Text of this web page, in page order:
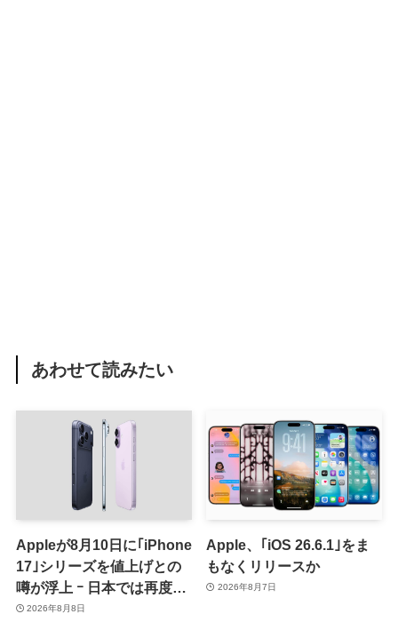
あわせて読みたい
Appleが8月10日に｢iPhone
17｣シリーズを値上げとの
噂が浮上 ｰ 日本では再度値
上げの可能性も?!
2026年8月8日
Apple、｢iOS 26.6.1｣をま
もなくリリースか
2026年8月7日